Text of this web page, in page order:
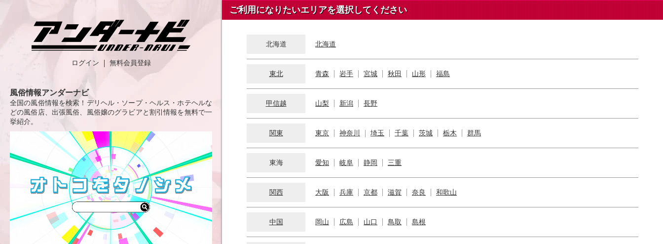
ログイン 無料会員登録
風俗情報アンダーナビ
全国の風俗情報を検索！デリヘル・ソープ・ヘルス・ホテヘルな
どの風俗店、出張風俗、風俗嬢のグラビアと割引情報を無料で一
挙紹介。
ご利用になりたいエリアを選択してください
北海道 北海道
東北 青森 岩手 宮城 秋田 山形 福島
甲信越 山梨 新潟 長野
関東 東京 神奈川 埼玉 千葉 茨城 栃木 群馬
東海 愛知 岐阜 静岡 三重
関西 大阪 兵庫 京都 滋賀 奈良 和歌山
中国 岡山 広島 山口 鳥取 島根